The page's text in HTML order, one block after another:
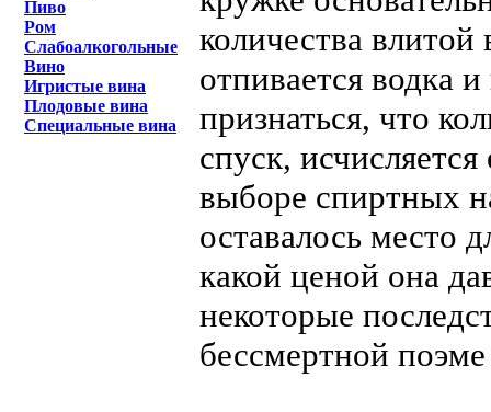
Пиво
Ром
Слабоалкогольные
Вино
Игристые вина
Плодовые вина
Специальные вина
количества
отпивается водка
признаться, что
спуск,
выборе спиртных
оставалось место
какой ценой она
некоторые
бессмертной